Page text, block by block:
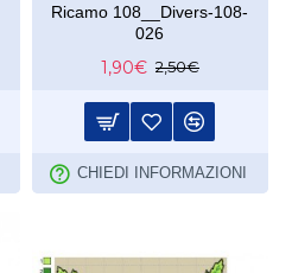
Ricamo 108__Divers-108-
026
1,90€ 2,50€
CHIEDI INFORMAZIONI